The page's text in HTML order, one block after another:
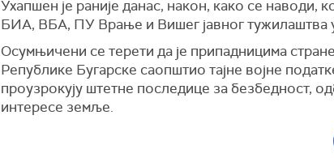
Ухапшен је раније данас, након, како се наводи,
БИА, ВБА, ПУ Врање и Вишег јавног тужилаштва
Осумњичени се терети да је припадницима
Републике Бугарске саопштио тајне војне
проузрокују штетне последице за безбедност,
интересе земље.